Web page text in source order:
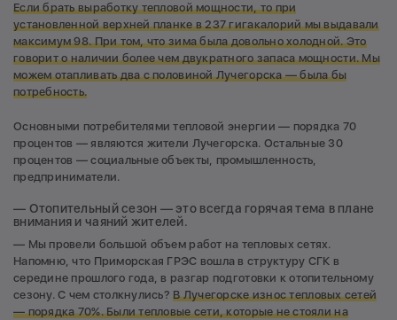
Если брать выработку тепловой мощности, то при
установленной верхней планке в 237 гигакалорий мы выдавали
максимум 98. При том, что зима была довольно холодной. Это
говорит о наличии более чем двукратного запаса мощности. Мы
можем отапливать два с половиной Лучегорска — была бы
потребность.
Основными потребителями тепловой энергии — порядка 70
процентов — являются жители Лучегорска. Остальные 30
процентов — социальные объекты, промышленность,
предприниматели.
— Отопительный сезон — это всегда горячая тема в плане
внимания и чаяний жителей.
— Мы провели большой объем работ на тепловых сетях.
Напомню, что Приморская ГРЭС вошла в структуру СГК в
середине прошлого года, в разгар подготовки к отопительному
сезону. С чем столкнулись?В Лучегорске износ тепловых сетей
— порядка 70%. Были тепловые сети, которые не стояли на